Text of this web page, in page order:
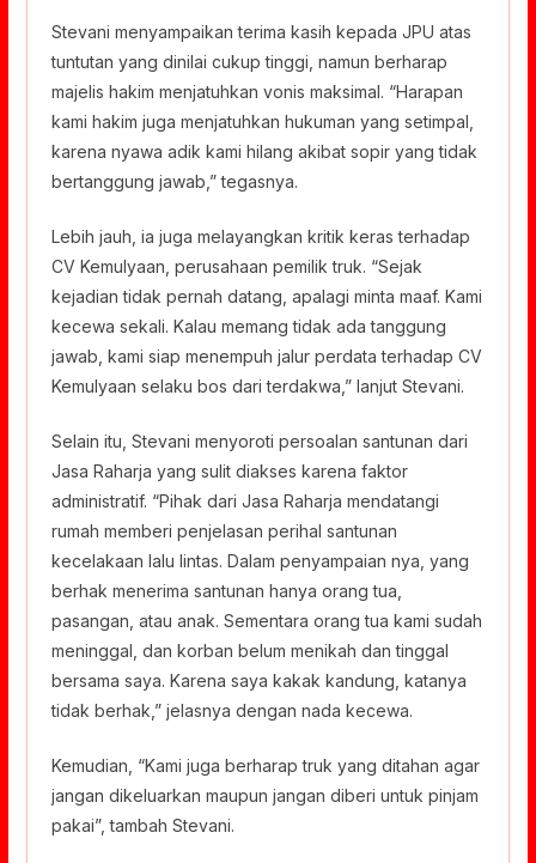
Stevani menyampaikan terima kasih kepada JPU atas
tuntutan yang dinilai cukup tinggi, namun berharap
majelis hakim menjatuhkan vonis maksimal. “Harapan
kami hakim juga menjatuhkan hukuman yang setimpal,
karena nyawa adik kami hilang akibat sopir yang tidak
bertanggung jawab,” tegasnya.
Lebih jauh, ia juga melayangkan kritik keras terhadap
CV Kemulyaan, perusahaan pemilik truk. “Sejak
kejadian tidak pernah datang, apalagi minta maaf. Kami
kecewa sekali. Kalau memang tidak ada tanggung
jawab, kami siap menempuh jalur perdata terhadap CV
Kemulyaan selaku bos dari terdakwa,” lanjut Stevani.
Selain itu, Stevani menyoroti persoalan santunan dari
Jasa Raharja yang sulit diakses karena faktor
administratif. “Pihak dari Jasa Raharja mendatangi
rumah memberi penjelasan perihal santunan
kecelakaan lalu lintas. Dalam penyampaian nya, yang
berhak menerima santunan hanya orang tua,
pasangan, atau anak. Sementara orang tua kami sudah
meninggal, dan korban belum menikah dan tinggal
bersama saya. Karena saya kakak kandung, katanya
tidak berhak,” jelasnya dengan nada kecewa.
Kemudian, “Kami juga berharap truk yang ditahan agar
jangan dikeluarkan maupun jangan diberi untuk pinjam
pakai”, tambah Stevani.